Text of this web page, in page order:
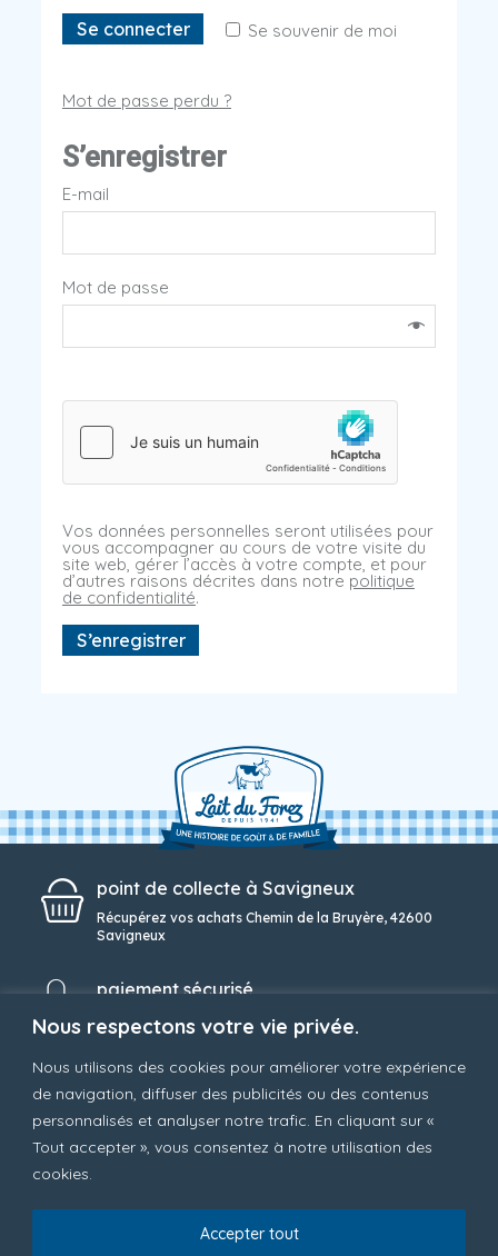
Nous respectons votre vie privée.
Nous utilisons des cookies pour améliorer votre expérience
de navigation, diffuser des publicités ou des contenus
personnalisés et analyser notre trafic. En cliquant sur «
Tout accepter », vous consentez à notre utilisation des
cookies.
Accepter tout
Se souvenir de moi
Se connecter
Mot de passe perdu ?
S’enregistrer
E-mail
Mot de passe
Vos données personnelles seront utilisées pour
vous accompagner au cours de votre visite du
site web, gérer l’accès à votre compte, et pour
d’autres raisons décrites dans notre politique
de confidentialité.
S’enregistrer
point de collecte à Savigneux
Récupérez vos achats Chemin de la Bruyère, 42600
Savigneux
paiement sécurisé
Une solution de paiement simple et sécurisée
service client
Notre service client toujours à votre écoute au 04 77
96 88 80
nos promos contact